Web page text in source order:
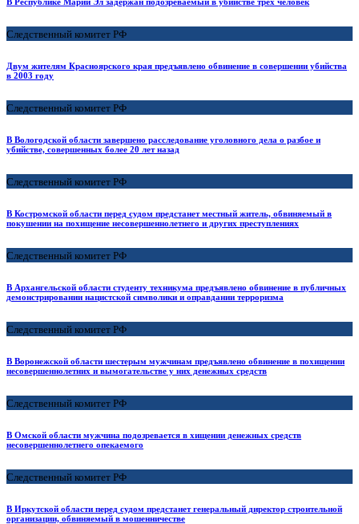
Следственный комитет РФ
Двум жителям Красноярского края предъявлено обвинение в совершении убийства
в 2003 году
Следственный комитет РФ
В Вологодской области завершено расследование уголовного дела о разбое и
убийстве, совершенных более 20 лет назад
Следственный комитет РФ
В Костромской области перед судом предстанет местный житель, обвиняемый в
покушении на похищение несовершеннолетнего и других преступлениях
Следственный комитет РФ
В Архангельской области студенту техникума предъявлено обвинение в публичных
демонстрировании нацистской символики и оправдании терроризма
Следственный комитет РФ
В Воронежской области шестерым мужчинам предъявлено обвинение в похищении
несовершеннолетних и вымогательстве у них денежных средств
Следственный комитет РФ
В Омской области мужчина подозревается в хищении денежных средств
несовершеннолетнего опекаемого
Следственный комитет РФ
В Иркутской области перед судом предстанет генеральный директор строительной
организации, обвиняемый в мошенничестве